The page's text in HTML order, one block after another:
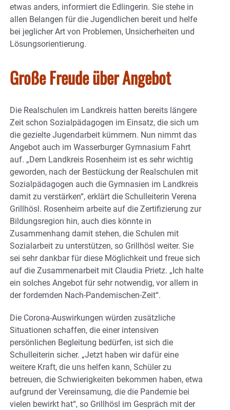
etwas anders, informiert die Edlingerin. Sie stehe in
allen Belangen für die Jugendlichen bereit und helfe
bei jeglicher Art von Problemen, Unsicherheiten und
Lösungsorientierung.
Große Freude über Angebot
Die Realschulen im Landkreis hatten bereits längere
Zeit schon Sozialpädagogen im Einsatz, die sich um
die gezielte Jugendarbeit kümmern. Nun nimmt das
Angebot auch im Wasserburger Gymnasium Fahrt
auf. „Dem Landkreis Rosenheim ist es sehr wichtig
geworden, nach der Bestückung der Realschulen mit
Sozialpädagogen auch die Gymnasien im Landkreis
damit zu verstärken“, erklärt die Schulleiterin Verena
Grillhösl. Rosenheim arbeite auf die Zertifizierung zur
Bildungsregion hin, auch dies könnte in
Zusammenhang damit stehen, die Schulen mit
Sozialarbeit zu unterstützen, so Grillhösl weiter. Sie
sei sehr dankbar für diese Möglichkeit und freue sich
auf die Zusammenarbeit mit Claudia Prietz. „Ich halte
ein solches Angebot für sehr notwendig, vor allem in
der fordernden Nach-Pandemischen-Zeit“.
Die Corona-Auswirkungen würden zusätzliche
Situationen schaffen, die einer intensiven
persönlichen Begleitung bedürfen, ist sich die
Schulleiterin sicher. „Jetzt haben wir dafür eine
weitere Kraft, die uns helfen kann, Schüler zu
betreuen, die Schwierigkeiten bekommen haben, etwa
aufgrund der Vereinsamung, die die Pandemie bei
vielen bewirkt hat“, so Grillhösl im Gespräch mit der